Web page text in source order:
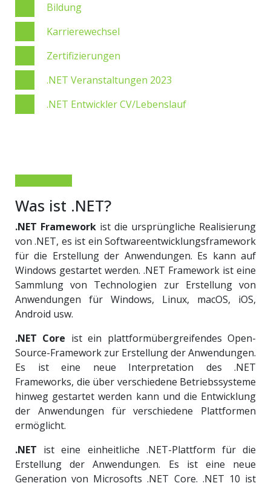
Bildung
Karrierewechsel
Zertifizierungen
.NET Veranstaltungen 2023
.NET Entwickler CV/Lebenslauf
Was ist .NET?
.NET Framework ist die ursprüngliche Realisierung
von .NET, es ist ein Softwareentwicklungsframework
für die Erstellung der Anwendungen. Es kann auf
Windows gestartet werden. .NET Framework ist eine
Sammlung von Technologien zur Erstellung von
Anwendungen für Windows, Linux, macOS, iOS,
Android usw.
.NET Core ist ein plattformübergreifendes Open-
Source-Framework zur Erstellung der Anwendungen.
Es ist eine neue Interpretation des .NET
Frameworks, die über verschiedene Betriebssysteme
hinweg gestartet werden kann und die Entwicklung
der Anwendungen für verschiedene Plattformen
ermöglicht.
.NET ist eine einheitliche .NET-Plattform für die
Erstellung der Anwendungen. Es ist eine neue
Generation von Microsofts .NET Core. .NET 10 ist